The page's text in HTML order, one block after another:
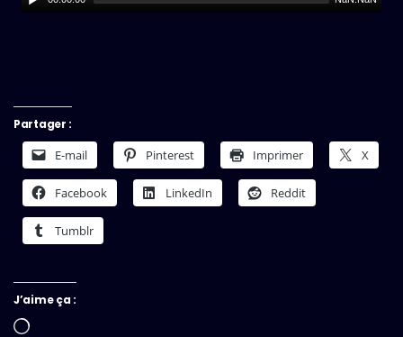
Partager :
E-mail Pinterest Imprimer X
Facebook LinkedIn Reddit
Tumblr
J’aime ça :
Chargement…